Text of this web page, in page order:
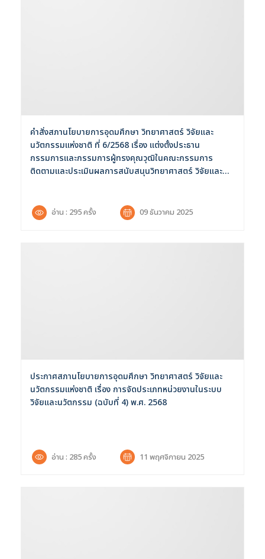
คำสั่งสภานโยบายการอุดมศึกษา วิทยาศาสตร์ วิจัยและ
นวัตกรรมแห่งชาติ ที่ 6/2568 เรื่อง แต่งตั้งประธาน
กรรมการและกรรมการผู้ทรงคุณวุฒิในคณะกรรมการ
ติดตามและประเมินผลการสนับสนุนวิทยาศาสตร์ วิจัยและ
อ่าน : 295 ครั้ง 09 ธันวาคม 2025
ประกาศสภานโยบายการอุดมศึกษา วิทยาศาสตร์ วิจัยและ
นวัตกรรมแห่งชาติ เรื่อง การจัดประเภทหน่วยงานในระบบ
วิจัยและนวัตกรรม (ฉบับที่ 4) พ.ศ. 2568
อ่าน : 285 ครั้ง 11 พฤศจิกายน 2025